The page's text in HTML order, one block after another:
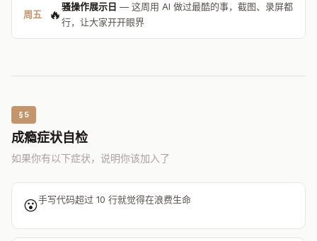
周五 🔥
骚操作展示日 — 这周用 AI 做过最酷的事，截图、录屏都
行，让大家开开眼界
§5
成瘾症状自检
如果你有以下症状，说明你该加入了
😮手写代码超过 10 行就觉得在浪费生命